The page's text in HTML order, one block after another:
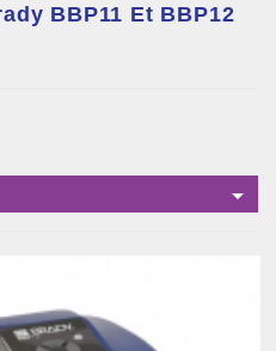
BBP11 Et BBP12
